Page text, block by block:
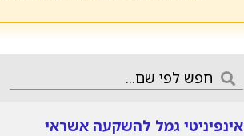
אינפיניטי גמל להשקעה אשראי